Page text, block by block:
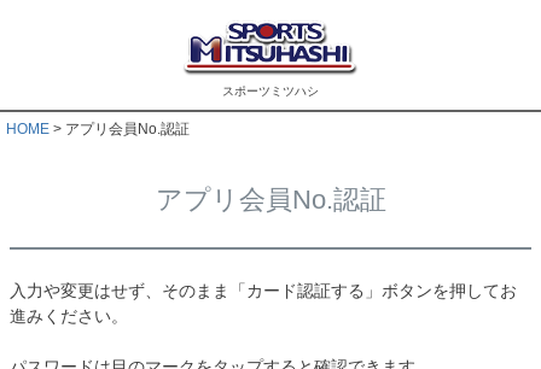
スポーツミツハシ
HOME アプリ会員No.認証
アプリ会員No.認証
入力や変更はせず、そのまま「カード認証する」ボタンを押してお
進みください。